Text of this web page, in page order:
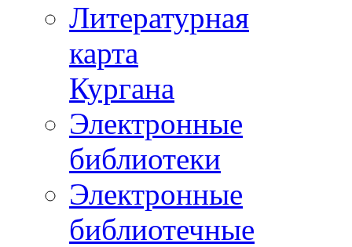
Литературная
карта
Кургана
Электронные
библиотеки
Электронные
библиотечные